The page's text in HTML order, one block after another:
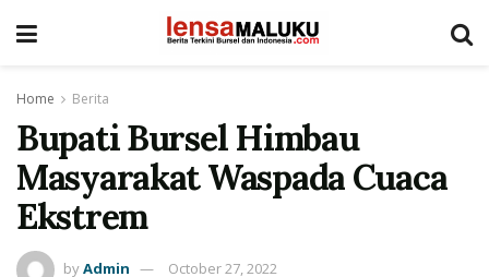
Home Berita
Bupati Bursel Himbau
Masyarakat Waspada Cuaca
Ekstrem
byAdmin October 27, 2022